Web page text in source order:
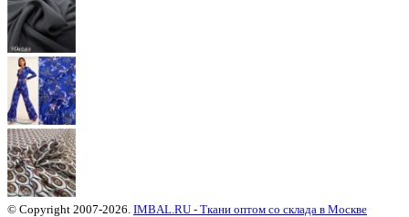
© Copyright 2007-2026. IMBAL.RU - Ткани оптом со склада в Москве